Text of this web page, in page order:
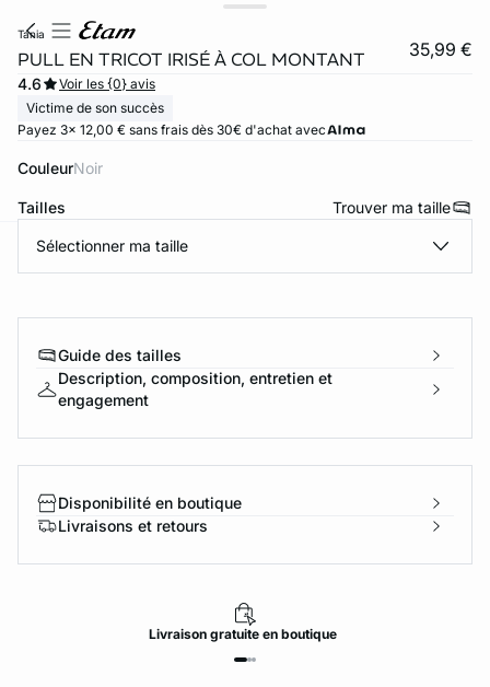
tania
PULL EN TRICOT IRISÉ À COL MONTANT 35,99 €
4.6
Voir les {0} avis
Victime de son succès
Payez 3x 12,00 € sans frais dès 30€ d'achat avec
Couleur noir
Tailles Trouver ma taille
Sélectionner ma taille
Guide des tailles
Description, composition, entretien et
engagement
Disponibilité en boutique
Livraisons et retours
Livraisongratuiteen boutique